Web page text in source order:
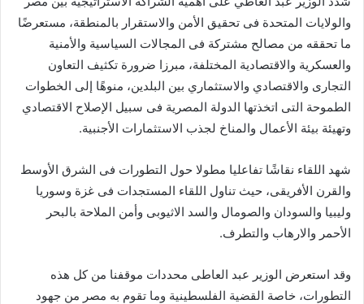
والولايات المتحدة فى تحقيق الأمن والاستقرار بالمنطقة، مستعرضًا
ما تحققه من مصالح مشتركة فى المجالات السياسية والأمنية
والعسكرية والاقتصادية المختلفة، مبرزا ضرورة تكثيف التعاون
التجارى والاقتصادي والاستثماري بين البلدين، منوهًا إلى الخطوات
الطموحة التى اتخذتها الدولة المصرية فى سبيل الإصلاح الاقتصادي
وتهيئة بيئة الأعمال والمناخ لجذب الاستثمارات الأجنبية.
شهد اللقاء نقاشًا تفاعليا مطولا حول التطورات فى الشرق الأوسط
والقرن الأفريقى، حيث تناول اللقاء المستجدات فى غزة وسوريا
وليبيا والسودان والصومال والسد الاثيوبى وأمن الملاحة بالبحر
الأحمر والارهاب والتطرف.
وقد استعرض الوزير عبد العاطى محددات موقفنا من كل هذه
التطورات، خاصة القضية الفلسطينية وما تقوم به مصر من جهود